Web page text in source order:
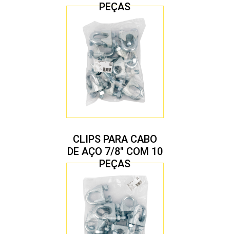
PEÇAS
CLIPS PARA CABO
DE AÇO 7/8″ COM 10
PEÇAS